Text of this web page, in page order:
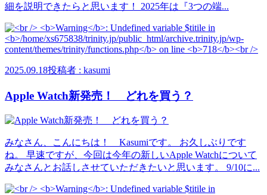
細を説明できたらと思います！ 2025年は『3つの端...
2025.09.18投稿者 : kasumi
Apple Watch新発売！ どれを買う？
みなさん、こんにちは！ Kasumiです。 お久しぶりです
ね。 早速ですが、今回は今年の新しいApple Watchについて
みなさんとお話しさせていただきたいと思います。 9/10に...